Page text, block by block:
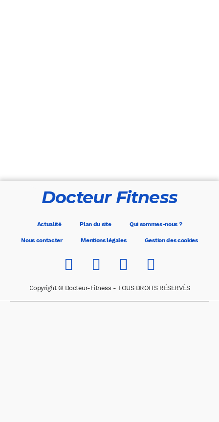
Docteur Fitness
Actualité Plan du site Qui sommes-nous ?
Nous contacter Mentions légales Gestion des cookies
Copyright © Docteur-Fitness - TOUS DROITS RÉSERVÉS